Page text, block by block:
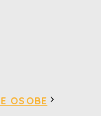
OSOBE